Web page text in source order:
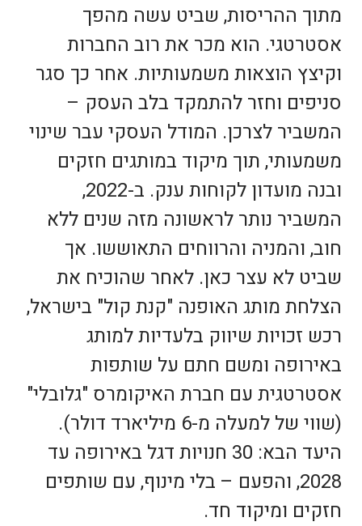
מתוך ההריסות, שביט עשה מהפך
אסטרטגי. הוא מכר את רוב החברות
וקיצץ הוצאות משמעותיות. אחר כך סגר
סניפים וחזר להתמקד בלב העסק –
המשביר לצרכן. המודל העסקי עבר שינוי
משמעותי, תוך מיקוד במותגים חזקים
ובנה מועדון לקוחות ענק. ב-2022,
המשביר נותר לראשונה מזה שנים ללא
חוב, והמניה והרווחים התאוששו. אך
שביט לא עצר כאן. לאחר שהוכיח את
הצלחת מותג האופנה "קנת קול" בישראל,
רכש זכויות שיווק בלעדיות למותג
באירופה ומשם חתם על שותפות
אסטרטגית עם חברת האיקומרס "גלובלי"
(שווי של למעלה מ-6 מיליארד דולר).
היעד הבא: 30 חנויות דגל באירופה עד
2028, והפעם – בלי מינוף, עם שותפים
חזקים ומיקוד חד.